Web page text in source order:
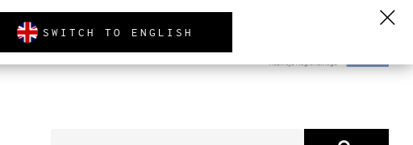
AKTUALNOŚCI O NAS
SWITCH TO ENGLISH